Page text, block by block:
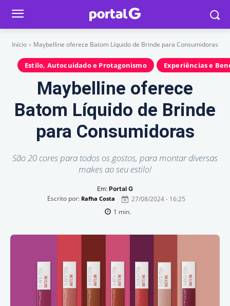
Início Maybelline oferece Batom Líquido de Brinde para Consumidoras
Estilo, Autocuidado e Protagonismo Experiências e
Maybelline oferece
Batom Líquido de Brinde
para Consumidoras
São 20 cores para todos os gostos, para montar diversas
makes ao seu estilo!
Em: Portal G
Escrito por: Rafha Costa
27/08/2024 - 16:25
1 min.